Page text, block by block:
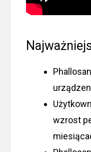
wzrost